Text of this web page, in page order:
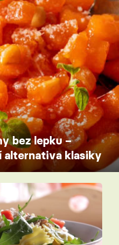
bez lepku –
alternativa klasiky